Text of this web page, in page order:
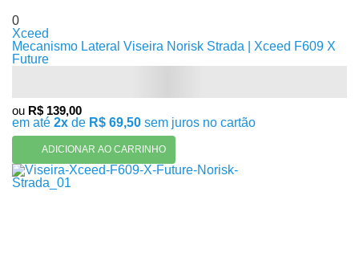
0
Xceed
Mecanismo Lateral Viseira Norisk Strada | Xceed F609 X
Future
ou R$ 139,00
em até 2x de R$ 69,50 sem juros no cartão
ADICIONAR AO CARRINHO